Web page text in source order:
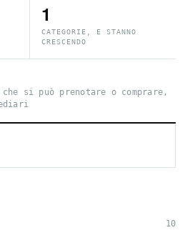
1
CATEGORIE, E STANNO
CRESCENDO
si può prenotare o comprare,
10